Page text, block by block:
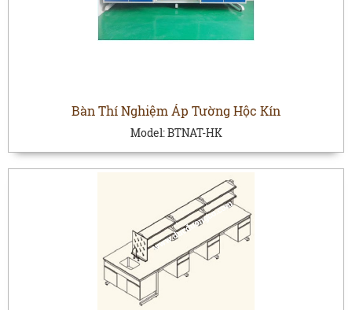
Bàn Thí Nghiệm Áp Tường Hộc Kín
Model:BTNAT-HK